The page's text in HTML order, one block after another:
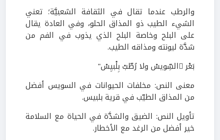
والرطب عندما تقال في الثقافة الشعبيَّة؛ تعني
الشيء الطيب ذو المذاق الحلو، وفي العادة يقال
على البلح وخاصة البلح الذي يذوب في الفم من
شدَّة ليونته ومذاقه الطيب.
بَعْر ِالسِّويسْ ولا رُطّبْ بِلْبيِسْ"
معنى النص: مخلفات الحيوانات في السويس أفضل
من المذاق الطيّب في قرية بلبيس.
تأويل النص: الضيق والشدَّة في الحياة مع السلامة
خير أفضل من الرغد مع الأخطار.